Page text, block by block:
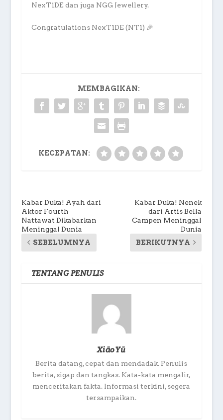
NexT1DE dan juga NGG Jewellery.
Congratulations NexT1DE (NT1) 🎉
MEMBAGIKAN:
KECEPATAN:
Kabar Duka! Ayah dari
Aktor Fourth
Nattawat Dikabarkan
Meninggal Dunia
SEBELUMNYA
Kabar Duka! Nenek
dari Artis Bella
Campen Meninggal
Dunia
BERIKUTNYA
TENTANG PENULIS
XiāoYū
Berita datang, cepat dan mendadak. Penulis
berita, sigap dan tangkas. Kata-kata mengalir,
menceritakan fakta. Informasi terkini, segera
tersampaikan.